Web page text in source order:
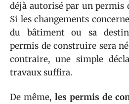
déjà autorisé par un
Si les changements
du bâtiment ou sa
permis de construire sera
contraire, une simple
travaux suffira.
De même, les permis de